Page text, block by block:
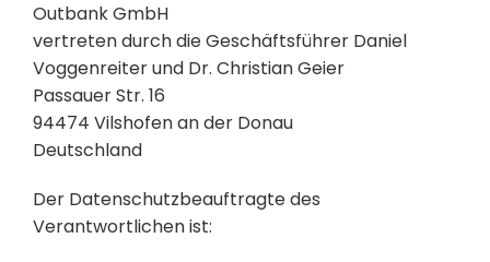
Outbank GmbH
vertreten durch die Geschäftsführer Daniel
Voggenreiter und Dr. Christian Geier
Passauer Str. 16
94474 Vilshofen an der Donau
Deutschland
Der Datenschutzbeauftragte des
Verantwortlichen ist: